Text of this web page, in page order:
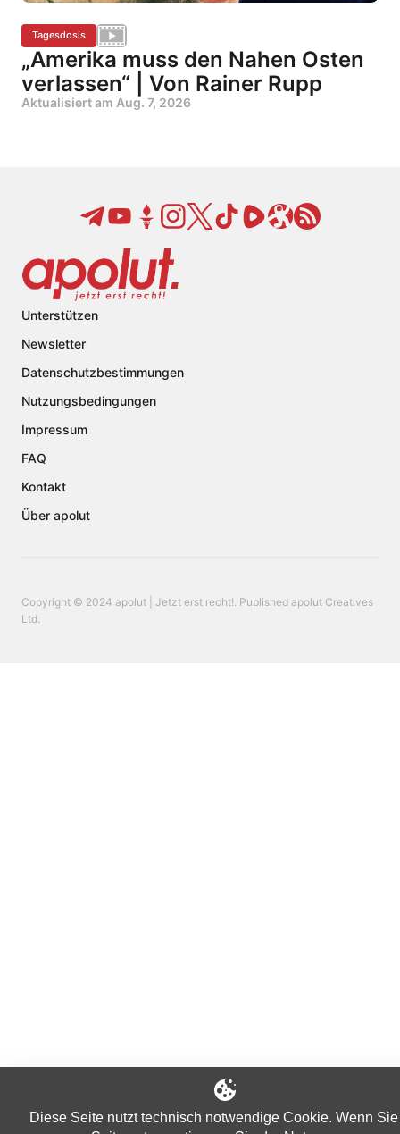
Tagesdosis
„Amerika muss den Nahen Osten
verlassen“ | Von Rainer Rupp
Aktualisiert am Aug. 7, 2026
Unterstützen
Newsletter
Datenschutzbestimmungen
Nutzungsbedingungen
Impressum
FAQ
Kontakt
Über apolut
Copyright © 2024 apolut | Jetzt erst recht!. Published apolut Creatives
Ltd.
Diese Seite nutzt technisch notwendige Cookie. Wenn